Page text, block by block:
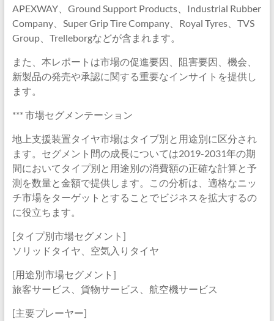
APEXWAY、Ground Support Products、Industrial Rubber
Company、Super Grip Tire Company、Royal Tyres、TVS
Group、Trelleborgなどが含まれます。
また、本レポートは市場の促進要因、阻害要因、機会、
新製品の発売や承認に関する重要なインサイトを提供し
ます。
*** 市場セグメンテーション
地上支援装置タイヤ市場はタイプ別と用途別に区分され
ます。セグメント間の成長については2019-2031年の期
間においてタイプ別と用途別の消費額の正確な計算と予
測を数量と金額で提供します。この分析は、適格なニッ
チ市場をターゲットとすることでビジネスを拡大するの
に役立ちます。
[タイプ別市場セグメント]
ソリッドタイヤ、空気入りタイヤ
[用途別市場セグメント]
旅客サービス、貨物サービス、航空機サービス
[主要プレーヤー]